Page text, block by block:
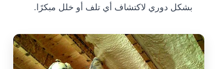
بشكل دوري لاكتشاف أي تلف أو خلل مبكرًا.